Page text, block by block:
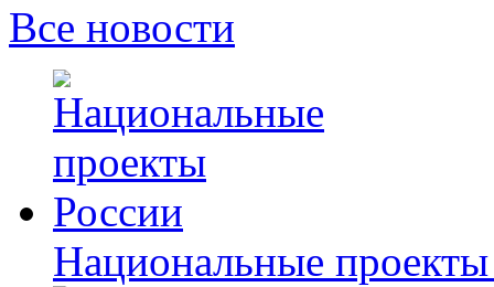
Все новости
Национальные